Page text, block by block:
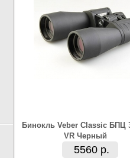
Бинокль Veber Classic БПЦ
VR Черный
5560 р.